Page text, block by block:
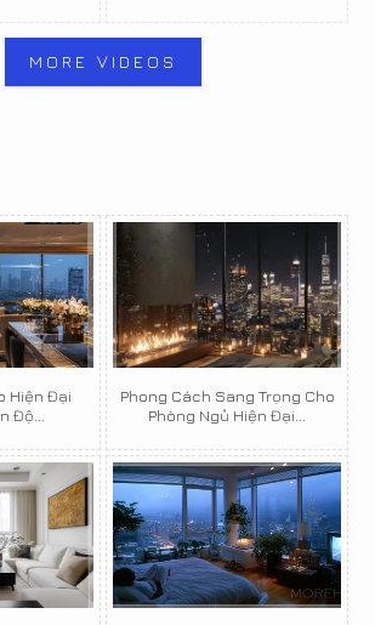
MORE VIDEOS
Hiện Đại
Độ...
Phong Cách Sang Trọng Cho
Phòng Ngủ Hiện Đại...